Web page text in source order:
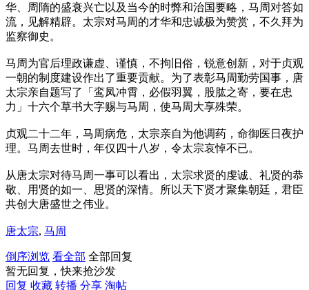
华、周隋的盛衰兴亡以及当今的时弊和治国要略，马周对答如
流，见解精辟。太宗对马周的才华和忠诚极为赞赏，不久拜为
监察御史。
马周为官后理政谦虚、谨慎，不拘旧俗，锐意创新，对于贞观
一朝的制度建设作出了重要贡献。为了表彰马周勤劳国事，唐
太宗亲自题写了「鸾凤冲霄，必假羽翼，股肱之寄，要在忠
力」十六个草书大字赐与马周，使马周大享殊荣。
贞观二十二年，马周病危，太宗亲自为他调药，命御医日夜护
理。马周去世时，年仅四十八岁，令太宗哀悼不已。
从唐太宗对待马周一事可以看出，太宗求贤的虔诚、礼贤的恭
敬、用贤的如一、思贤的深情。所以天下贤才聚集朝廷，君臣
共创大唐盛世之伟业。
唐太宗, 马周
倒序浏览 看全部 全部回复
暂无回复，快来抢沙发
回复 收藏 转播 分享 淘帖